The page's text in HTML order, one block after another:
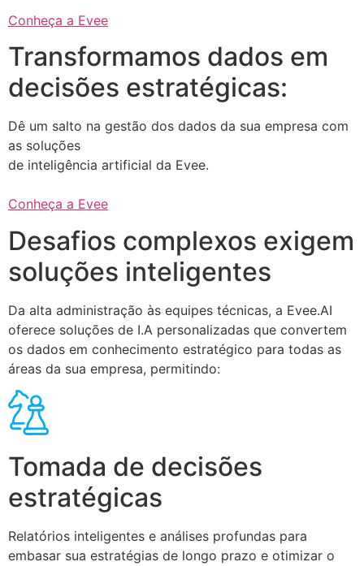
Conheça a Evee
Transformamos dados em
decisões estratégicas:
Dê um salto na gestão dos dados da sua empresa com
as soluções
de inteligência artificial da Evee.
Conheça a Evee
Desafios complexos exigem
soluções inteligentes
Da alta administração às equipes técnicas, a Evee.AI
oferece soluções de I.A personalizadas que convertem
os dados em conhecimento estratégico para todas as
áreas da sua empresa, permitindo:
Tomada de decisões
estratégicas
Relatórios inteligentes e análises profundas para
embasar sua estratégias de longo prazo e otimizar o